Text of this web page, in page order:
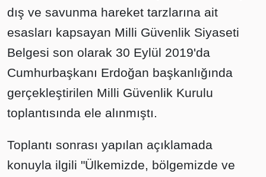
dış ve savunma hareket tarzlarına ait
esasları kapsayan Milli Güvenlik Siyaseti
Belgesi son olarak 30 Eylül 2019'da
Cumhurbaşkanı Erdoğan başkanlığında
gerçekleştirilen Milli Güvenlik Kurulu
toplantısında ele alınmıştı.
Toplantı sonrası yapılan açıklamada
konuyla ilgili "Ülkemizde, bölgemizde ve